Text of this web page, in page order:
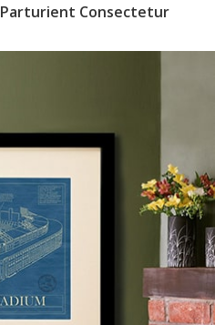
Parturient Consectetur